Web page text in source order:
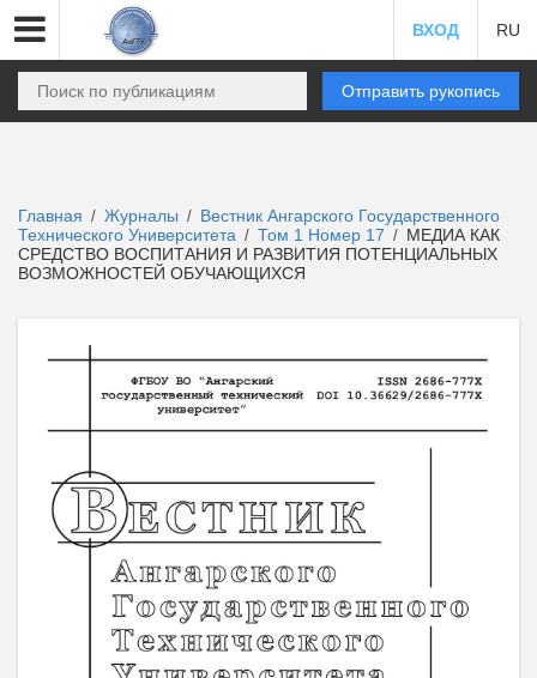
ВХОД RU
Отправить рукопись
Главная / Журналы / Вестник Ангарского Государственного
Технического Университета / Том 1 Номер 17 / МЕДИА КАК
СРЕДСТВО ВОСПИТАНИЯ И РАЗВИТИЯ ПОТЕНЦИАЛЬНЫХ
ВОЗМОЖНОСТЕЙ ОБУЧАЮЩИХСЯ